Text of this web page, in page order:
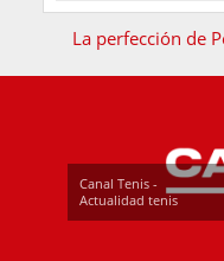
La perfección de
Canal Tenis -
Actualidad tenis